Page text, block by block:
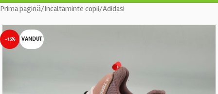
Prima pagină/Incaltaminte copii/Adidasi
-15% VANDUT